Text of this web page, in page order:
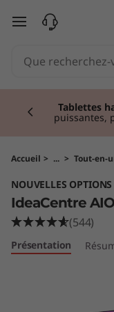
e
n
passer au contenu
Tablettes
puissantes,
Accueil > ... > Tout-en-
NOUVELLES
IdeaCentre
(544)
Présentation